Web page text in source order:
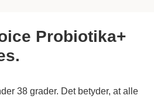
Probiotika+
38 grader. Det betyder, at alle